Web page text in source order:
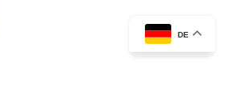
DE